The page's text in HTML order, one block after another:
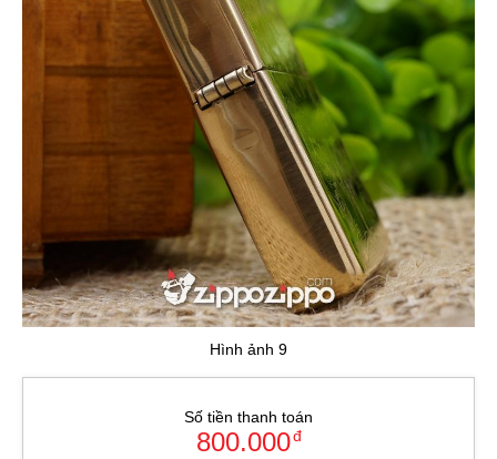
Hình ảnh 9
Số tiền thanh toán
800.000đ